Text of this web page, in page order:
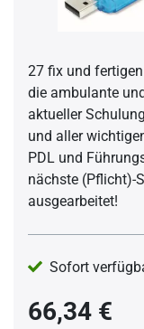
27 fix und
die ambulante
aktueller
und aller
PDL und
nächste (Pflicht)-
ausgearbeitet!
Sofort
66,34 €